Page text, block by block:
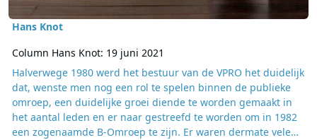
Hans Knot
Column Hans Knot: 19 juni 2021
Halverwege 1980 werd het bestuur van de VPRO het duidelijk
dat, wenste men nog een rol te spelen binnen de publieke
omroep, een duidelijke groei diende te worden gemaakt in
het aantal leden en er naar gestreefd te worden om in 1982
een zogenaamde B-Omroep te zijn. Er waren dermate vele